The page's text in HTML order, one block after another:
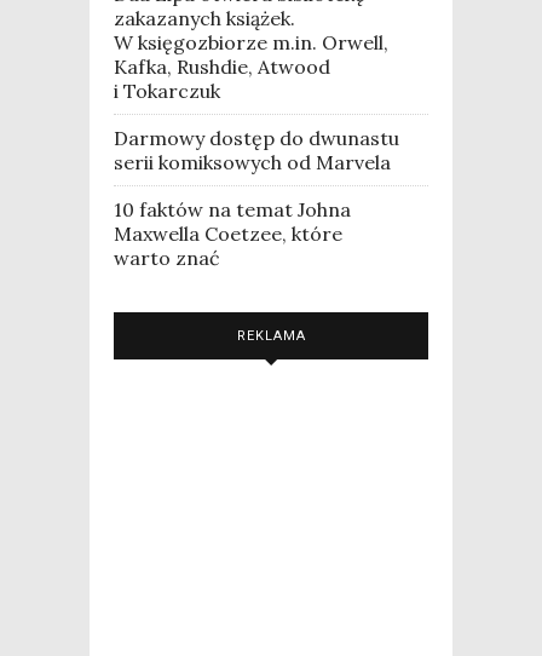
zakazanych książek.
W księgozbiorze m.in. Orwell,
Kafka, Rushdie, Atwood
i Tokarczuk
Darmowy dostęp do dwunastu
serii komiksowych od Marvela
10 faktów na temat Johna
Maxwella Coetzee, które
warto znać
REKLAMA